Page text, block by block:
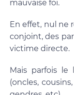
mauvaise foi.
En effet, nul ne
conjoint, des
victime directe.
Mais parfois
(oncles,